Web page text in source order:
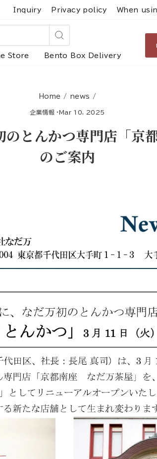
Inquiry Privacy policy When
Search
Store Bento Box Delivery
Home / news /
企業情報·Mar 10, 2025
のとんかつ専門店「
のご案内